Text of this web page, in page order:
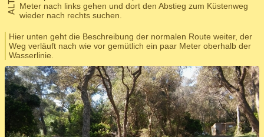
Meter nach links gehen und dort den Abstieg zum Küstenweg
wieder nach rechts suchen.
Hier unten geht die Beschreibung der normalen Route weiter, der
Weg verläuft nach wie vor gemütlich ein paar Meter oberhalb der
Wasserlinie.